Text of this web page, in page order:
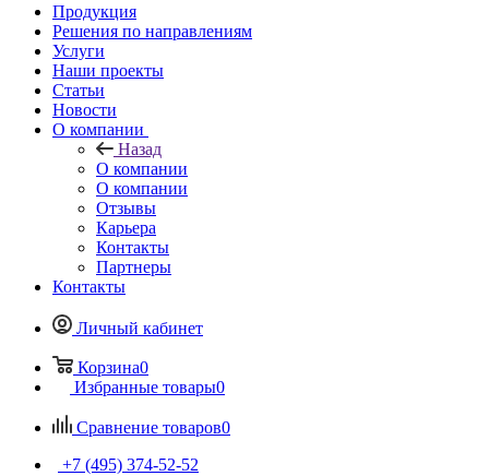
Продукция
Решения по направлениям
Услуги
Наши проекты
Статьи
Новости
О компании
Назад
О компании
О компании
Отзывы
Карьера
Контакты
Партнеры
Контакты
Личный кабинет
Корзина0
Избранные товары0
Сравнение товаров0
+7 (495) 374-52-52